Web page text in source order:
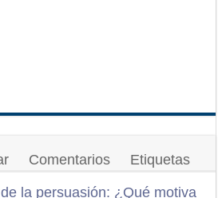
Comentarios Etiquetas
la persuasión: ¿Qué motiva